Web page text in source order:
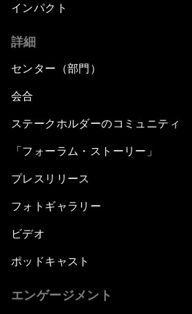
インパクト
詳細
センター（部門）
会合
ステークホルダーのコミュニティ
「フォーラム・ストーリー」
プレスリリース
フォトギャラリー
ビデオ
ポッドキャスト
エンゲージメント